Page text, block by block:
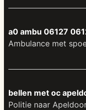
a0 ambu 06127
Ambulance met
bellen met oc
Politie naar